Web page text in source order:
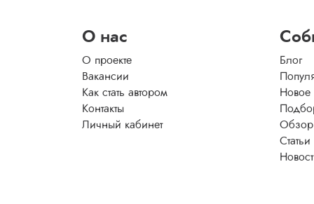
О нас
О проекте
Вакансии
Как стать автором
Контакты
Личный кабинет
Блог
Новое
Статьи